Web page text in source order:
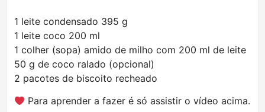
1 leite condensado 395 g
1 leite coco 200 ml
1 colher (sopa) amido de milho com 200 ml de leite
50 g de coco ralado (opcional)
2 pacotes de biscoito recheado
Para aprender a fazer é só assistir o vídeo acima.